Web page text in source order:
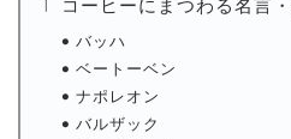
コーヒーにまつわる名言
バッハ
ベートーベン
ナポレオン
バルザック